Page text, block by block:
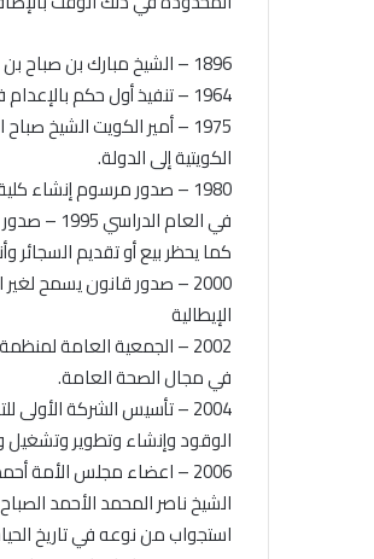
1896 – الشيخ مبارك بن صباح بن جابر الصباح مبارك الكبير ) يتولى مقاليد الحكم وبذلك يصبح الحاكم السابع للكويت.
1964 – تنفيذ أول حكم بالإعدام في الكويت بحق شخص مدان بجريمة قتل.
1975 – أمير الكويت الشيخ
الكويتية إلى الدولة.
1980 – صدور مرسوم إنشاء
في
كما يحظر بيع أو تقديم السجائر
2000 – صدور قانون يسمح لغير الكويتيين بتملك الأسهم في الشركات المساهمة الكويتية.
الإيطالية
2002 – الجمعية العامة
في مجال الصحة العامة.
2004 – تأسيس الشركة
الوقود وإنشاء وتطوير وتشغيل
2006 – اعضاء مجلس
الشيخ ناصر المحمد الأحمد